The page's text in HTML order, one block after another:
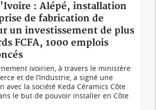
: Alépé, installation
de fabrication de
un investissement de plus
FCFA, 1000 emplois
ivoirien, à travers le ministère
et de l’Industrie, a signé une
avec la société Keda Céramics Côte
le but de pouvoir installer en Côte